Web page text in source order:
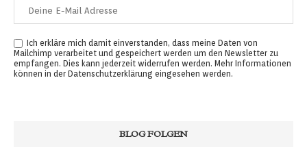
Ich erkläre mich damit einverstanden, dass meine Daten von
Mailchimp verarbeitet und gespeichert werden um den Newsletter zu
empfangen. Dies kann jederzeit widerrufen werden. Mehr Informationen
können in der Datenschutzerklärung eingesehen werden.